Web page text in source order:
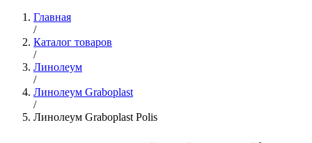
Главная
/
Каталог товаров
/
Линолеум
/
Линолеум Graboplast
/
Линолеум Graboplast Polis